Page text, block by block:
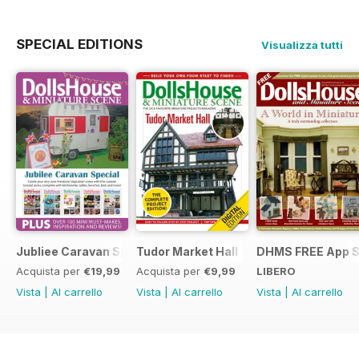
SPECIAL EDITIONS Visualizza tutti
Jubliee Caravan Special
Acquista per €19,99
Vista
Al carrello
Tudor Market Hall
Acquista per €9,99
Vista
Al carrello
DHMS FREE App
LIBERO
Vista
Al carrello